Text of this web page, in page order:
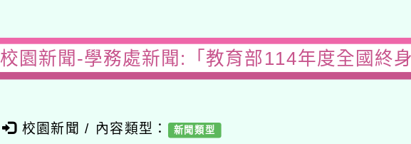
校園新聞-學務處新聞:「教育部114年度全國終
校園新聞 / 內容類型： 新聞類型